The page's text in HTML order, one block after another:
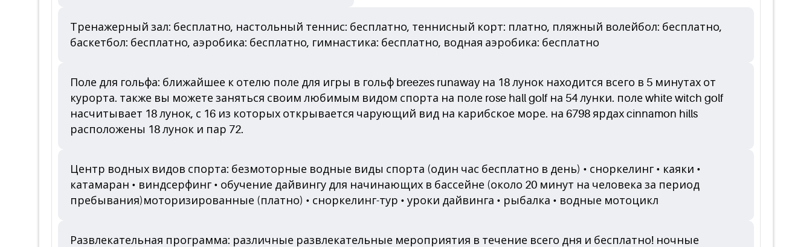
Тренажерный зал: бесплатно, настольный теннис: бесплатно, теннисный корт: платно, пляжный волейбол: бесплатно,
баскетбол: бесплатно, аэробика: бесплатно, гимнастика: бесплатно, водная аэробика: бесплатно
Поле для гольфа: ближайшее к отелю поле для игры в гольф breezes runaway на 18 лунок находится всего в 5 минутах от
курорта. также вы можете заняться своим любимым видом спорта на поле rose hall golf на 54 лунки. поле white witch golf
насчитывает 18 лунок, с 16 из которых открывается чарующий вид на карибское море. на 6798 ярдах cinnamon hills
расположены 18 лунок и пар 72.
Центр водных видов спорта: безмоторные водные виды спорта (один час бесплатно в день) • сноркелинг • каяки •
катамаран • виндсерфинг • обучение дайвингу для начинающих в бассейне (около 20 минут на человека за период
пребывания)моторизированные (платно) • сноркелинг-тур • уроки дайвинга • рыбалка • водные мотоцикл
Развлекательная программа: различные развлекательные мероприятия в течение всего дня и бесплатно! ночные